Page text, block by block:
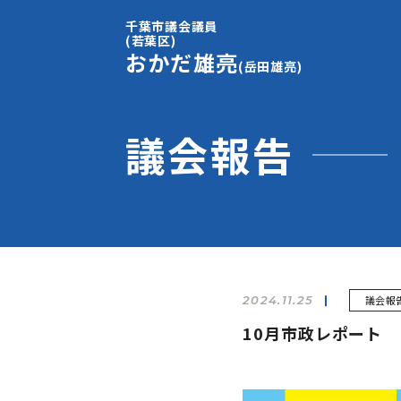
千葉市議会議員
(若葉区)
おかだ雄亮(岳田雄亮)
議会報告
2024.11.25 議会報
10月市政レポート